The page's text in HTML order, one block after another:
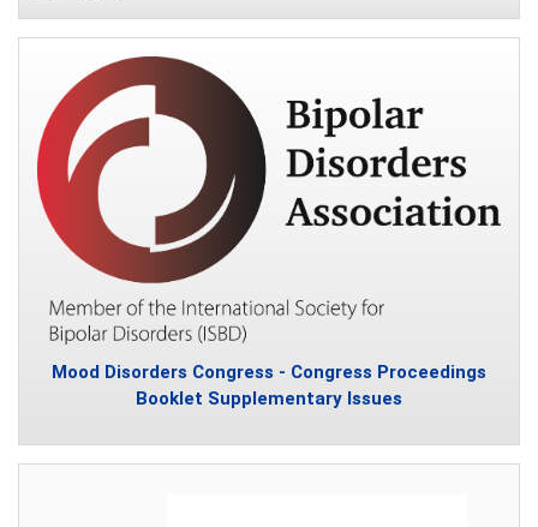
Mood Disorders Congress - Congress Proceedings
Booklet Supplementary Issues